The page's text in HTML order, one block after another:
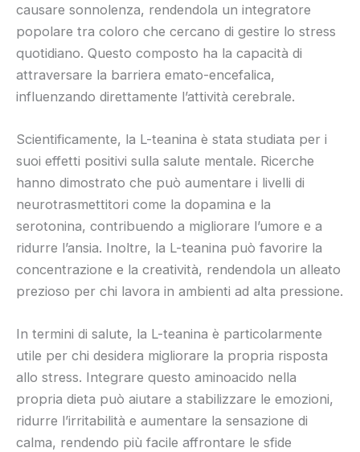
causare sonnolenza, rendendola un integratore
popolare tra coloro che cercano di gestire lo stress
quotidiano. Questo composto ha la capacità di
attraversare la barriera emato-encefalica,
influenzando direttamente l’attività cerebrale.
Scientificamente, la L-teanina è stata studiata per i
suoi effetti positivi sulla salute mentale. Ricerche
hanno dimostrato che può aumentare i livelli di
neurotrasmettitori come la dopamina e la
serotonina, contribuendo a migliorare l’umore e a
ridurre l’ansia. Inoltre, la L-teanina può favorire la
concentrazione e la creatività, rendendola un alleato
prezioso per chi lavora in ambienti ad alta pressione.
In termini di salute, la L-teanina è particolarmente
utile per chi desidera migliorare la propria risposta
allo stress. Integrare questo aminoacido nella
propria dieta può aiutare a stabilizzare le emozioni,
ridurre l’irritabilità e aumentare la sensazione di
calma, rendendo più facile affrontare le sfide